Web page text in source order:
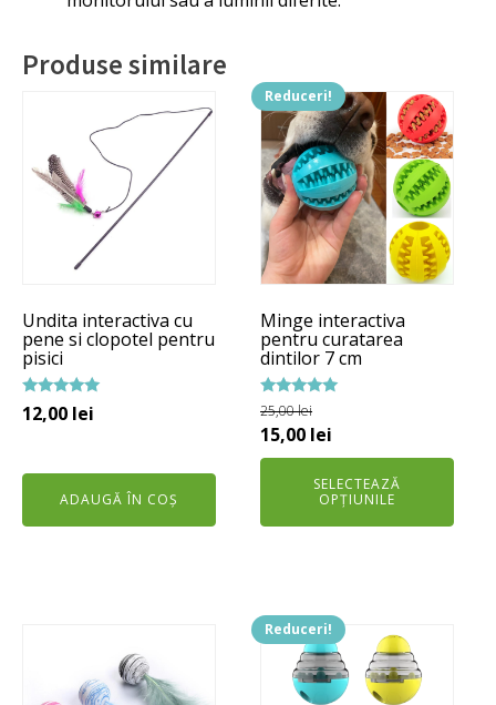
Produse similare
Undita interactiva cu
pene si clopotel pentru
pisici
Evaluat la
5.00
12,00 lei
ADAUGĂ ÎN COȘ
Reduceri!
Minge interactiva
pentru curatarea
dintilor 7 cm
Evaluat la
5.00
din 5
25,00lei
Prețul
inițial
15,00 lei
curent
este:
SELECTEAZĂ
OPȚIUNILE
Acest
produs
are
mai
multe
variații.
Opțiunile
fi
alese
în
pagina
produsului.
Reduceri!
Acest
produs